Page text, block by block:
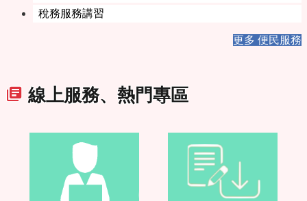
稅務服務講習
更多 便民服務
線上服務、熱門專區